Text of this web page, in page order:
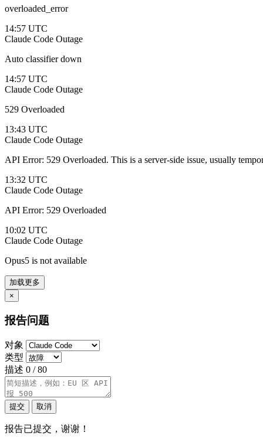
overloaded_error
14:57 UTC
Claude Code Outage
Auto classifier down
14:57 UTC
Claude Code Outage
529 Overloaded
13:43 UTC
Claude Code Outage
API Error: 529 Overloaded. This is a server-side issue, usually
13:32 UTC
Claude Code Outage
API Error: 529 Overloaded
10:02 UTC
Claude Code Outage
Opus5 is not available
加载更多
×
报告问题
对象
类型
描述 0 / 80
提交 取消
报告已提交，谢谢！